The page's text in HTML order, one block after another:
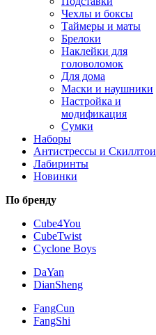
Чехлы и боксы
Таймеры и маты
Брелоки
Наклейки для
головоломок
Для дома
Маски и наушники
Настройка и
модификация
Сумки
Наборы
Антистрессы и Скиллтои
Лабиринты
Новинки
По бренду
Cube4You
CubeTwist
Cyclone Boys
DaYan
DianSheng
FangCun
FangShi